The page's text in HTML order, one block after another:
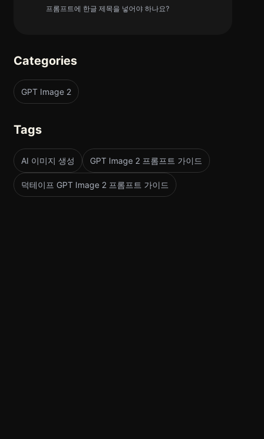
프롬프트에 한글 제목을 넣어야 하나요?
Categories
GPT Image 2
Tags
AI 이미지 생성 GPT Image 2 프롬프트 가이드
덕테이프 GPT Image 2 프롬프트 가이드